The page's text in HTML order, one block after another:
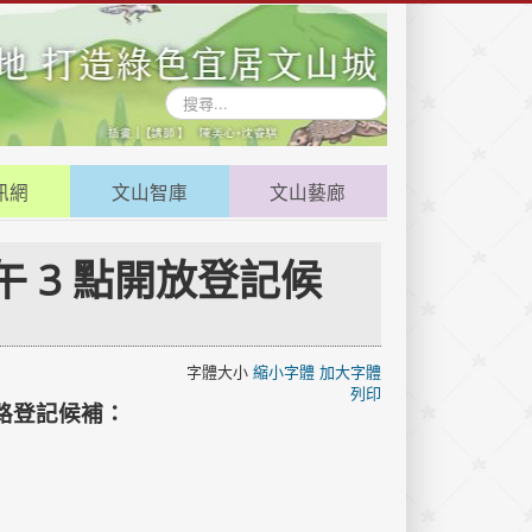
搜
尋...
網 文山智庫 文山藝廊
3 點開放登記候
字體大小 縮小字體 加大字體
列印
記候補：